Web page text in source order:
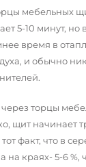
мебельных
5-10 минут, но
время в
и обычно
торцы
щит начинает
факт, что в
на краях- 5-6